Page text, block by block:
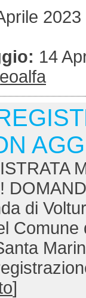
14
di
Comune
]